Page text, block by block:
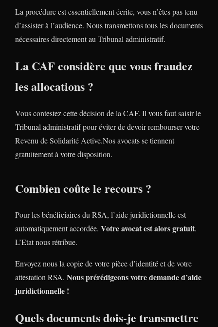
La procédure est essentiellement écrite, vous n’êtes pas tenu
d’assister à l’audience. Nous transmettons tous les documents
nécessaires directement au Tribunal administratif.
La CAF considère que vous fraudez
les allocations ?
Vous contestez cette décision de la CAF. Il vous faut saisir le
Tribunal administratif pour éviter de devoir rembourser votre
Revenu de Solidarité Active.Nos avocats se tiennent
gratuitement à votre disposition.
Combien coûte le recours ?
Pour les bénéficiaires du RSA, l’aide juridictionnelle est
automatiquement accordée. Votre avocat est alors gratuit.
L’Etat nous rétribue.
Envoyez nous la copie de votre pièce d’identité et de votre
attestation RSA. Nous prérédigeons votre demande d’aide
juridictionnelle !
Quels documents dois-je transmettre